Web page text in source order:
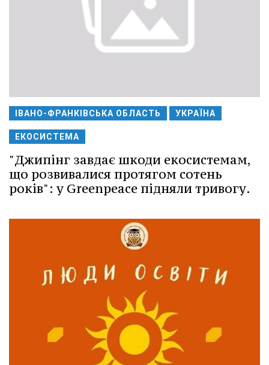
ІВАНО-ФРАНКІВСЬКА ОБЛАСТЬ УКРАЇНА
ЕКОСИСТЕМА
"Джипінг завдає шкоди екосистемам,
що розвивалися протягом сотень
років": у Greenpeace підняли тривогу.